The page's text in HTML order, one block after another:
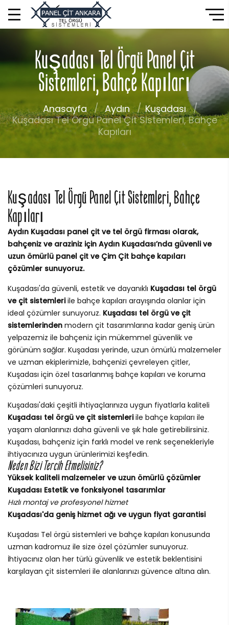
Kuşadası Tel Örgü Panel Çit
Sistemleri, Bahçe Kapıları
Anasayfa Aydın
Kuşadası
Kuşadası Tel Örgü Panel Çit Sistemleri, Bahçe
Kapıları
Kuşadası Tel Örgü Panel Çit Sistemleri, Bahçe
Kapıları
Aydın Kuşadası panel çit ve tel örgü firması olarak,
bahçeniz ve araziniz için Aydın Kuşadası’nda güvenli ve
uzun ömürlü panel çit ve Çim Çit bahçe kapıları
çözümler sunuyoruz.
Kuşadası'da güvenli, estetik ve dayanıklı Kuşadası tel örgü
ve çit sistemleriile bahçe kapıları arayışında olanlar için
ideal çözümler sunuyoruz. Kuşadası tel örgü ve çit
sistemlerinden modern çit tasarımlarına kadar geniş ürün
yelpazemiz ile bahçeniz için mükemmel güvenlik ve
görünüm sağlar. Kuşadası yerinde, uzun ömürlü malzemeler
ve uzman ekiplerimizle, bahçenizi çevreleyen çitler,
Kuşadası için özel tasarlanmış bahçe kapıları ve koruma
çözümleri sunuyoruz.
Kuşadası'daki çeşitli ihtiyaçlarınıza uygun fiyatlarla kaliteli
Kuşadası tel örgü ve çit sistemleriile bahçe kapıları ile
yaşam alanlarınızı daha güvenli ve şık hale getirebilirsiniz.
Kuşadası, bahçeniz için farklı model ve renk seçenekleriyle
ihtiyacınıza uygun ürünlerimizi keşfedin.
Neden Bizi Tercih Etmelisiniz?
Yüksek kaliteli malzemeler ve uzun ömürlü çözümler
Kuşadası Estetik ve fonksiyonel tasarımlar
Hızlı montaj ve profesyonel hizmet
Kuşadası'da geniş hizmet ağı ve uygun fiyat garantisi
Kuşadası Tel örgü sistemleri ve bahçe kapıları konusunda
uzman kadromuz ile size özel çözümler sunuyoruz.
İhtiyacınız olan her türlü güvenlik ve estetik beklentisini
karşılayan çit sistemleri ile alanlarınızı güvence altına alın.